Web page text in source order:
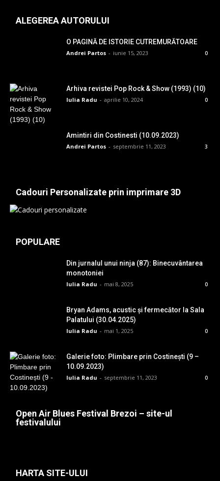
ALEGEREA AUTORULUI
O PAGINĂ DE ISTORIE CUTREMURĂTOARE
Andrei Partos - iunie 15, 2023 0
Arhiva revistei Pop Rock & Show (1993) (10)
Iulia Radu - aprilie 10, 2024 0
Amintiri din Costinesti (10.09.2023)
Andrei Partos - septembrie 11, 2023 3
Cadouri Personalizate prin imprimare 3D
POPULARE
Din jurnalul unui ninja (87): Binecuvântarea
monotoniei
Iulia Radu - mai 8, 2025 0
Bryan Adams, acustic și fermecător la Sala
Palatului (30.04.2025)
Iulia Radu - mai 1, 2025 0
Galerie foto: Plimbare prin Costinești (9 –
10.09.2023)
Iulia Radu - septembrie 11, 2023 0
Open Air Blues Festival Brezoi – site-ul
festivalului
HARTA SITE-ULUI